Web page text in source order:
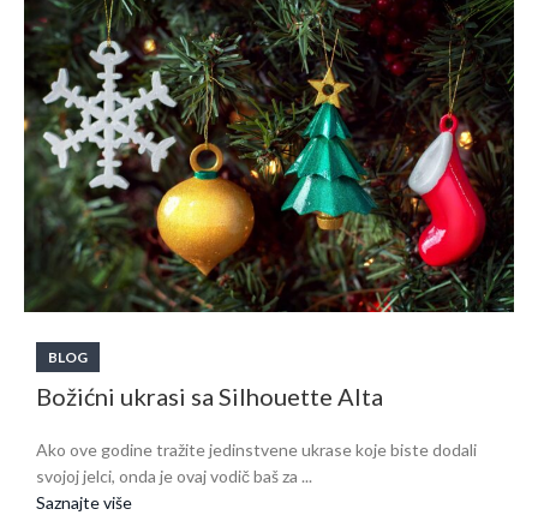
BLOG
Božićni ukrasi sa Silhouette Alta
Ako ove godine tražite jedinstvene ukrase koje biste dodali
svojoj jelci, onda je ovaj vodič baš za ...
Saznajte više